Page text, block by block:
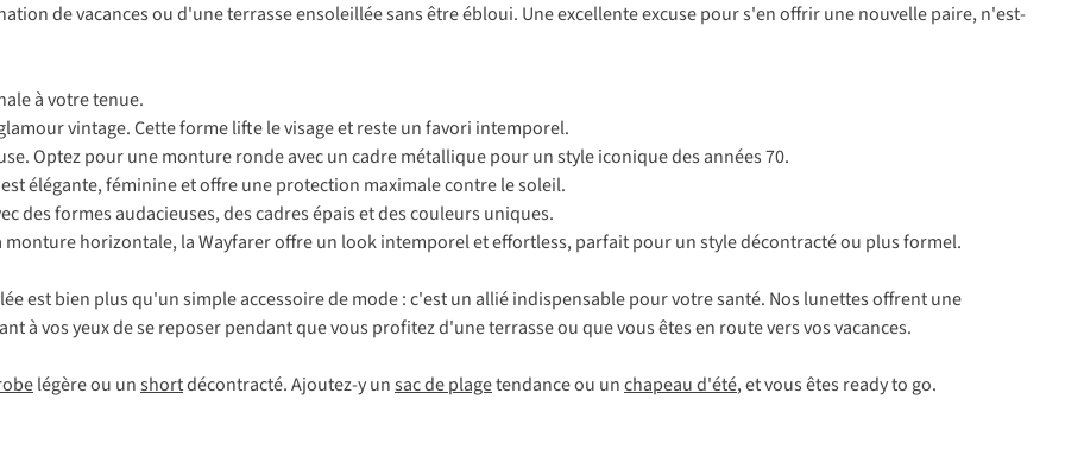
de vacances ou d'une terrasse ensoleillée sans être ébloui. Une excellente excuse pour s'en offrir une nouvelle paire, n'est-
à votre tenue.
vintage. Cette forme lifte le visage et reste un favori intemporel.
Optez pour une monture ronde avec un cadre métallique pour un style iconique des années 70.
élégante, féminine et offre une protection maximale contre le soleil.
des formes audacieuses, des cadres épais et des couleurs uniques.
monture horizontale, la Wayfarer offre un look intemporel eteffortless, parfait pour un style décontracté ou plus formel.
est bien plus qu'un simple accessoire de mode : c'est un allié indispensable pour votre santé. Nos lunettes offrent une
à vos yeux de se reposer pendant que vous profitez d'une terrasse ou que vous êtes en route vers vos vacances.
légère ou unshortdécontracté. Ajoutez-y unsac de plagetendance ou unchapeau d'été, et vous êtes ready to go.